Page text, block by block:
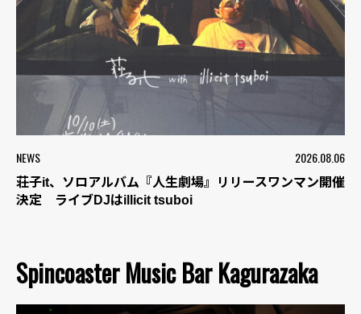
NEWS 2026.08.06
荘子it、ソロアルバム『人生劇場』リリースワンマン開催
決定 ライブDJはillicit tsuboi
Spincoaster Music Bar Kagurazaka